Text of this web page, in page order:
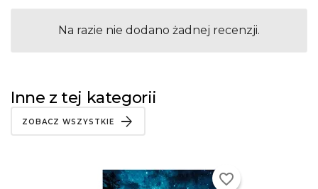
Na razie nie dodano żadnej recenzji.
Inne z tej kategorii
ZOBACZ WSZYSTKIE
favorite_border